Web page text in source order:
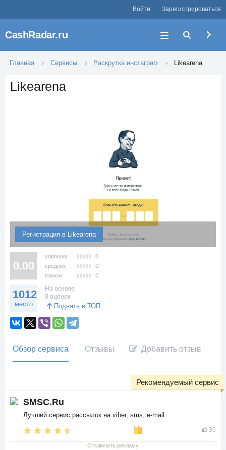
Войти Зарегистрироваться
CashRadar.ru
Главная Сервисы Раскрутка инстаграм Likearena
Likearena
Регистрация в Likearena
0.00
хороших
0
средних
0
плохих
0
1012
место
На основе
0 оценок
Поднять в ТОП
Обзор сервиса Отзывы Добавить отзыв
SMSC.Ru
Лучший сервис рассылок на viber, sms, e-mail
35
Рекомендуемый сервис
Отключить рекламу